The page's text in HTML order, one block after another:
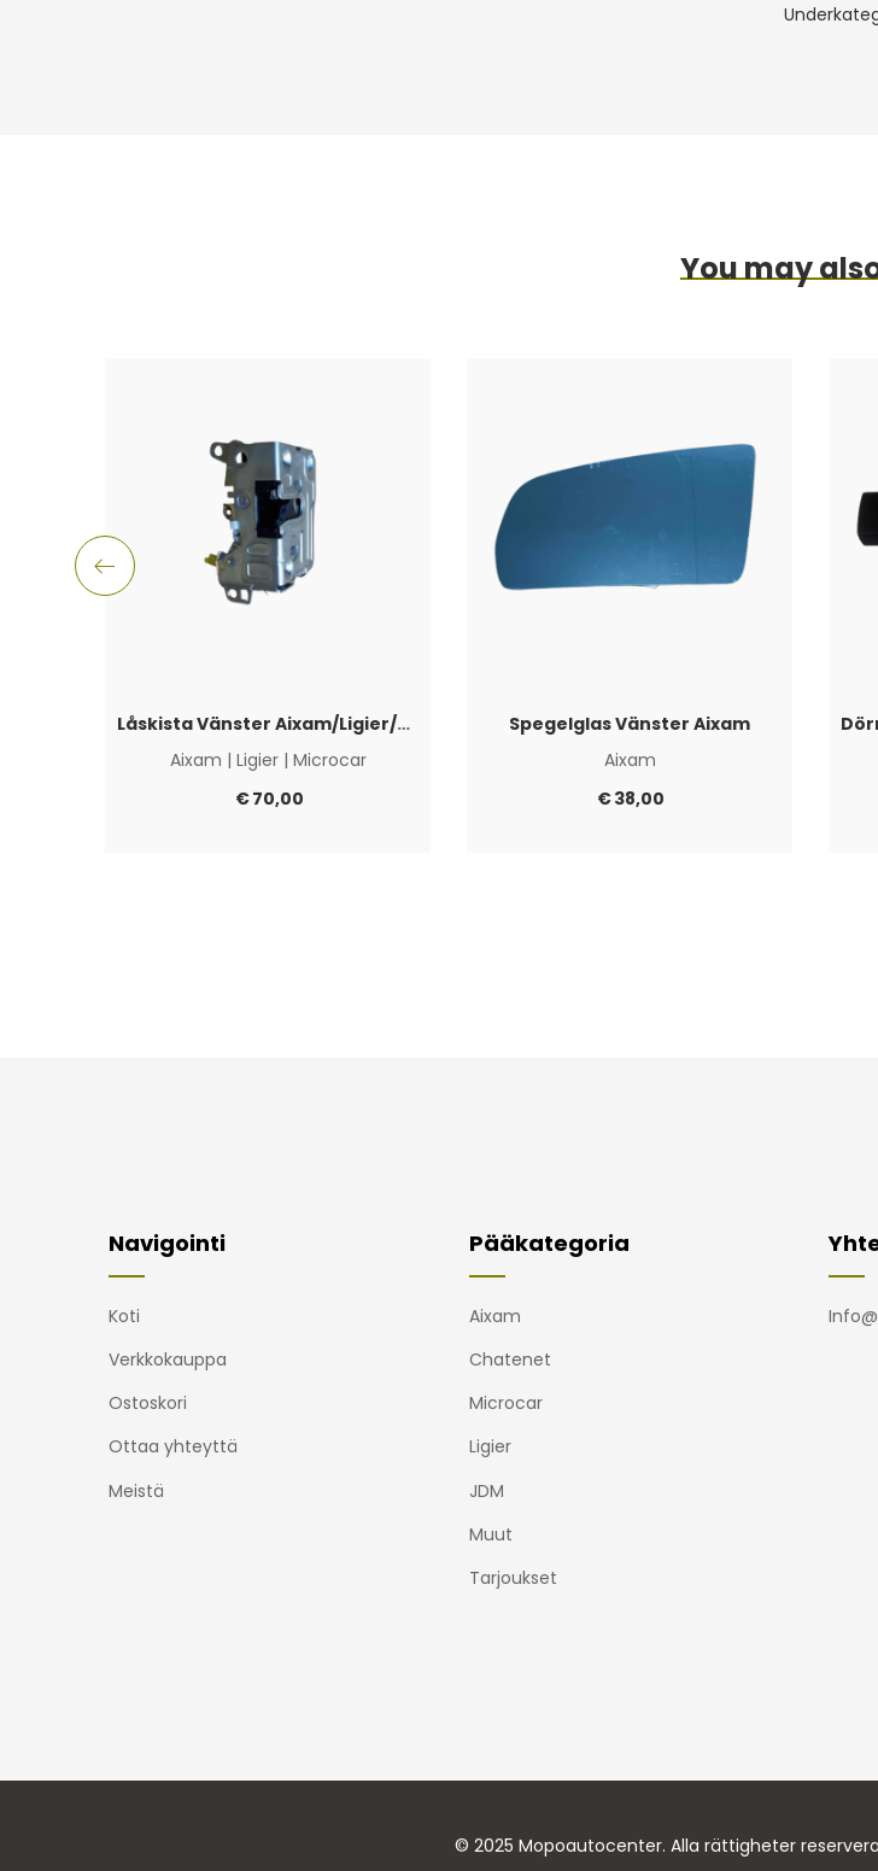
You may
Låskista Vänster Aixam/Ligier/Microcar
Aixam | Ligier| Microcar
€70,00
Spegelglas Vänster Aixam
Aixam
€38,00
Navigointi
Koti
Verkkokauppa
Ostoskori
Ottaa yhteyttä
Meistä
Pääkategoria
Aixam
Chatenet
Microcar
Ligier
JDM
Muut
Tarjoukset
© 2025 Mopoautocenter. Alla rättigheter